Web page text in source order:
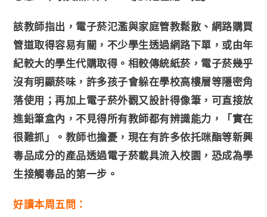
該教師指出，電子菸氾濫與家庭管教鬆散、網路購買
管道取得容易有關，不少學生透過網路下單，或由年
紀較大的學生代購取得。相較傳統紙菸，電子菸幾乎
沒有明顯菸味，許多孩子會躲在學校高樓層等隱密角
落使用；再加上電子菸外觀又設計得像筆，可直接放
進鉛筆盒內，不見得所有教師都有辨識能力，「實在
很難抓」。教師也擔憂，現在有許多依托咪酯等新興
毒品成分的產品透過電子菸載具流入校園，恐成為學
生接觸毒品的第一步。
好讀本周五問：